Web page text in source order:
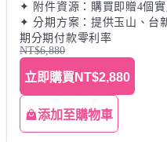
✦ 附件資源：購買即贈4個實
✦ 分期方案：提供玉山、台
期分期付款零利率
NT$6,880
立即購買 NT$2,880
添加至購物車